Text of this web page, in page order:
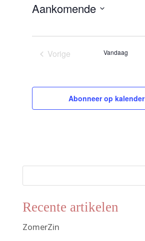
Aankomende
een
datum.Vorige
Vandaag
Abonneer op kalender
Recente artikelen
ZomerZin